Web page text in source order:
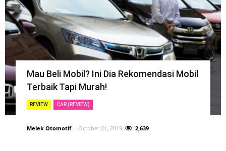
Mau Beli Mobil? Ini Dia Rekomendasi Mobil
Terbaik Tapi Murah!
REVIEW CAR (REVIEW)
Melek Otomotif - October 21, 2019 2,639